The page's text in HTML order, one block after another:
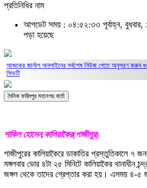
প্রতিনিধির নাম
আপডেট সময় : ০৪:৫২:৩৩ পূর্বাহ্ন,
পড়া হয়েছে
আজকের জার্নাল অনলাইনের সর্বশেষ নিউজ পেতে অনুসরণ করুন
ফিডটি
দৈনিক ফরিদপুর মহানগর বার্তা
শাকিল হোসেন,কালিয়াকৈর(গাজীপুর)
গাজীপুরের কালিয়াকৈরে ডাকাতির প্রস্তুতিকালে ৭
মঙ্গলবার ভোর ৪টা ২৫ মিনিটে কালিয়াকৈর থানাধীন
জঙ্গল থেকে তাদের গ্রেপ্তার করা হয়। এসময় ৪-৫